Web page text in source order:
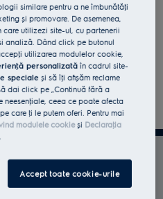
de
similare pentru a ne îmbunătăţi
și promovare. De asemenea,
utilizezi site-ul, cu partenerii
analiză. Dând click pe butonul
utilizarea modulelor cookie,
personalizată în cadrul site-
specialeși să îţi afișăm reclame
dai click pe „Continuă fără a
ceea ce poate afecta
care ţi le putem oferi. Pentru mai
modulele cookieși Declaraţia
.
Accept toate cookie-urile